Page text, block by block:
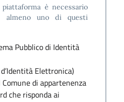
è necessario
almeno uno di questi
Pubblico di Identità
Elettronica)
di appartenenza
che risponda ai